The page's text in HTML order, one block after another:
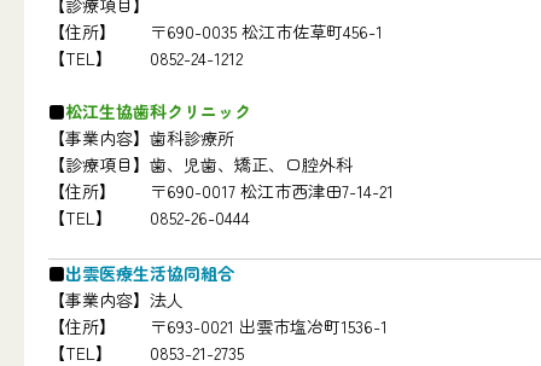
【住所】
〒690-0035 松江市佐草町456-1
【TEL】
0852-24-1212
松江生協歯科クリニック
【事業内容】 歯科診療所
【診療項目】 歯、児歯、矯正、口腔外科
【住所】
〒690-0017 松江市西津田7-14-21
【TEL】
0852-26-0444
出雲医療生活協同組合
【事業内容】 法人
【住所】
〒693-0021 出雲市塩冶町1536-1
【TEL】
0853-21-2735